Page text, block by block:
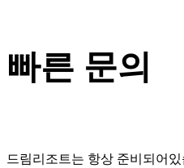
빠른 문의
드림리조트는 항상 준비되어